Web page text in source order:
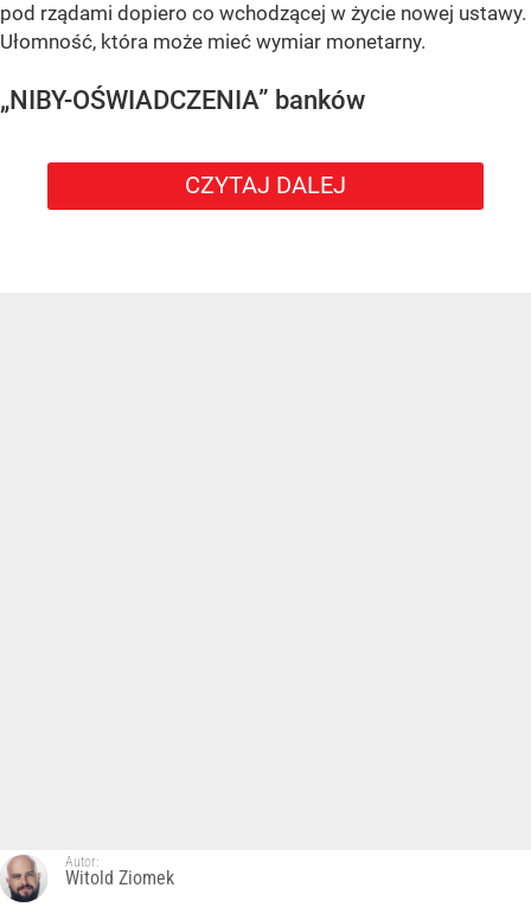
pod rządami dopiero co wchodzącej w życie nowej ustawy.
Ułomność, która może mieć wymiar monetarny.
„NIBY-OŚWIADCZENIA” banków
CZYTAJ DALEJ
Autor:
Witold Ziomek